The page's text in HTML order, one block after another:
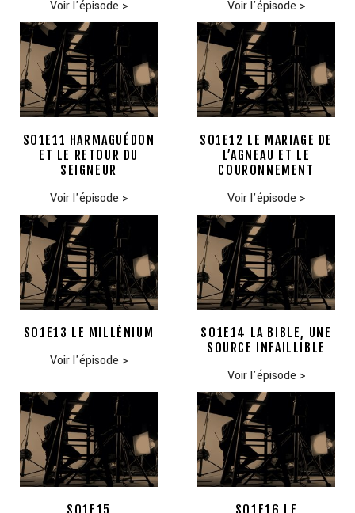
Voir l'épisode > Voir l'épisode >
S01E11 HARMAGUÉDON
ET LE RETOUR DU
SEIGNEUR
Voir l'épisode >
S01E12 LE MARIAGE DE
L’AGNEAU ET LE
COURONNEMENT
Voir l'épisode >
S01E13 LE MILLÉNIUM
Voir l'épisode >
S01E14 LA BIBLE, UNE
SOURCE INFAILLIBLE
Voir l'épisode >